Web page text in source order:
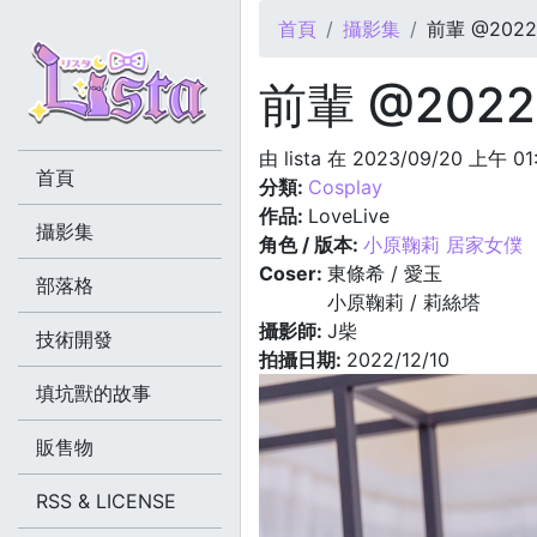
您在這裡
首頁 攝影集 前輩
前輩
由 lista 在 2023/09/20 上午
分類: Cosplay
作品: LoveLive
角色 / 版本: 小原鞠莉 居家女僕
Coser: 東條希 / 愛玉
小原鞠莉 / 莉絲塔
攝影師: J柴
拍攝日期: 2022/12/10
首頁
攝影集
部落格
技術開發
填坑獸的故事
販售物
RSS & LICENSE